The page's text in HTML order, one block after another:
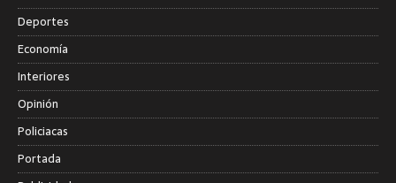
Deportes
Economía
Interiores
Opinión
Policiacas
Portada